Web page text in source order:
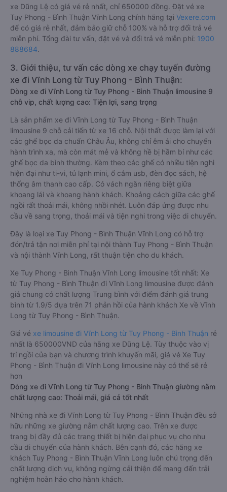
xe Dũng Lệ có giá vé rẻ nhất, chỉ 650000 đồng. Đặt vé xe
Tuy Phong - Bình Thuận Vĩnh Long chính hãng tại Vexere.com
để có giá rẻ nhất, đảm bảo giữ chỗ 100% và hỗ trợ đổi trả vé
miễn phí. Tổng đài tư vấn, đặt vé và đổi trả vé miễn phí: 1900
888684.
3. Giới thiệu, tư vấn các dòng xe chạy tuyến đường
xe đi Vĩnh Long từ Tuy Phong - Bình Thuận:
Dòng xe đi Vĩnh Long từ Tuy Phong - Bình Thuận limousine 9
chỗ vip, chất lượng cao: Tiện lợi, sang trọng
Là sản phẩm xe đi Vĩnh Long từ Tuy Phong - Bình Thuận
limousine 9 chỗ cải tiến từ xe 16 chỗ. Nội thất được làm lại với
các ghế bọc da chuẩn Châu Âu, không chỉ êm ái cho chuyến
hành trình xa, mà còn mát mẻ và không hề bị hầm bí như các
ghế bọc da bình thường. Kèm theo các ghế có nhiều tiện nghi
hiện đại như ti-vi, tủ lạnh mini, ổ cắm usb, đèn đọc sách, hệ
thống âm thanh cao cấp. Có vách ngăn riêng biệt giữa
khoang lái và khoang hành khách. Khoảng cách giữa các ghế
ngồi rất thoải mái, không nhồi nhét. Luôn đáp ứng được nhu
cầu về sang trọng, thoải mái và tiện nghi trong việc di chuyển.
Đây là loại xe Tuy Phong - Bình Thuận Vĩnh Long có hỗ trợ
đón/trả tận nơi miễn phí tại nội thành Tuy Phong - Bình Thuận
và nội thành Vĩnh Long, rất thuận tiện cho du khách.
Xe Tuy Phong - Bình Thuận Vĩnh Long limousine tốt nhất: Xe
từ Tuy Phong - Bình Thuận đi Vĩnh Long limousine được đánh
giá chung có chất lượng Trung bình với điểm đánh giá trung
bình từ 1.9/5 dựa trên 71 phản hồi của hành khách Xe về Vĩnh
Long từ Tuy Phong - Bình Thuận.
Giá vé xe limousine đi Vĩnh Long từ Tuy Phong - Bình Thuận rẻ
nhất là 650000VND của hãng xe Dũng Lệ. Tùy thuộc vào vị
trí ngồi của bạn và chương trình khuyến mãi, giá vé Xe Tuy
Phong - Bình Thuận đi Vĩnh Long limousine này có thể sẽ rẻ
hơn
Dòng xe đi Vĩnh Long từ Tuy Phong - Bình Thuận giường nằm
chất lượng cao: Thoải mái, giá cả tốt nhất
Những nhà xe đi Vĩnh Long từ Tuy Phong - Bình Thuận đều sở
hữu những xe giường nằm chất lượng cao. Trên xe được
trang bị đầy đủ các trang thiết bị hiện đại phục vụ cho nhu
cầu di chuyển của hành khách. Bên cạnh đó, các hãng xe
khách Tuy Phong - Bình Thuận Vĩnh Long luôn chú trọng đến
chất lượng dịch vụ, không ngừng cải thiện để mang đến trải
nghiệm hoàn hảo cho hành khách.